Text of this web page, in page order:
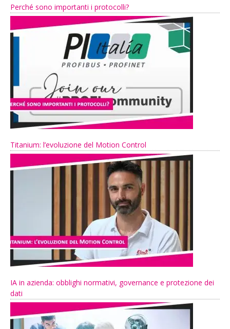
Perché sono importanti i protocolli?
Titanium: l’evoluzione del Motion Control
IA in azienda: obblighi normativi, governance e protezione dei
dati